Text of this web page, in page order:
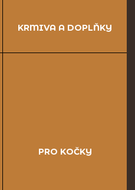
KRMIVA A DOPLŇKY
PRO KOČKY